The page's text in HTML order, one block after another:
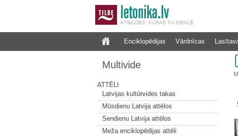
Enciklopēdijas Vārdnīcas
Multivide
ATTĒLI
Latvijas kultūrvides takas
Mūsdienu Latvija attēlos
Sendienu Latvija attēlos
Meža enciklopēdijas attēli